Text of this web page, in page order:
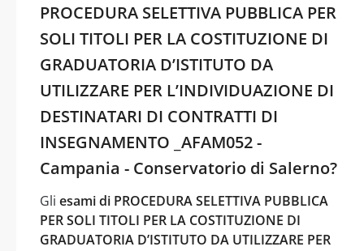
PROCEDURA SELETTIVA PUBBLICA PER
SOLI TITOLI PER LA COSTITUZIONE DI
GRADUATORIA D’ISTITUTO DA
UTILIZZARE PER L’INDIVIDUAZIONE DI
DESTINATARI DI CONTRATTI DI
INSEGNAMENTO _AFAM052 -
Campania - Conservatorio di Salerno?
Gli esami di PROCEDURA SELETTIVA PUBBLICA
PER SOLI TITOLI PER LA COSTITUZIONE DI
GRADUATORIA D’ISTITUTO DA UTILIZZARE PER